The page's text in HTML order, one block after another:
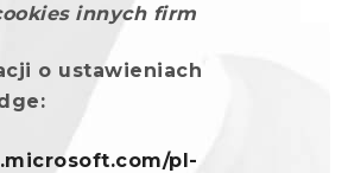
innych firm
o ustawieniach
pl-